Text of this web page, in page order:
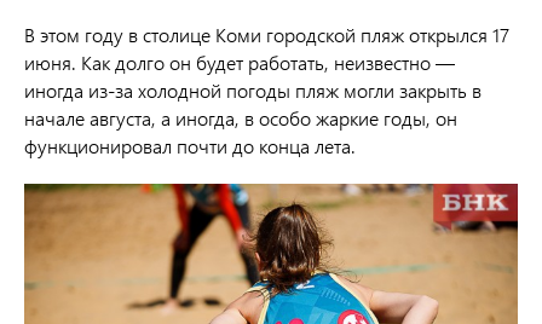
В этом году в столице Коми городской пляж открылся 17
июня. Как долго он будет работать, неизвестно —
иногда из-за холодной погоды пляж могли закрыть в
начале августа, а иногда, в особо жаркие годы, он
функционировал почти до конца лета.